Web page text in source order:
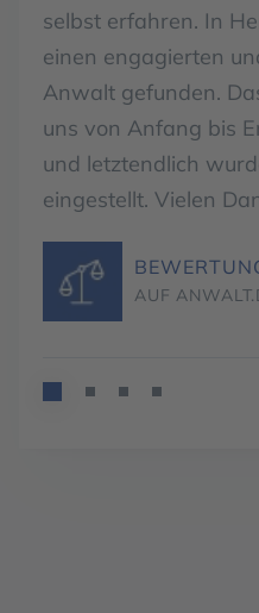
selbst erfahren. In
einen engagierten
Anwalt gefunden.
uns von Anfang bis
und letztendlich
eingestellt. Vielen
AUF